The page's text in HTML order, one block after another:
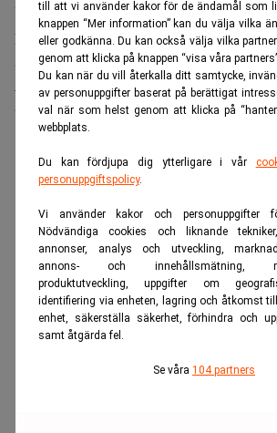
till att vi använder kakor för de ändamål som
knappen “Mer information” kan du välja vilka
eller godkänna. Du kan också välja vilka
genom att klicka på knappen “visa våra
Du kan när du vill återkalla ditt samtycke,
av personuppgifter baserat på berättigat
val när som helst genom att klicka på
webbplats.
Du kan fördjupa dig ytterligare i vår
personuppgiftspolicy.
Vi använder kakor och personuppgifter
Nödvändiga cookies och liknande
annonser, analys och utveckling,
annons- och innehållsmätning,
produktutveckling, uppgifter om
identifiering via enheten, lagring och åtkomst
enhet, säkerställa säkerhet, förhindra och
samt åtgärda fel.
Se våra 104 partners
var ny finansmarknadsminister och det
politiska agenda efter finanskrisen att
avskräckande exemplet.
– Bara att det finns sådana här
behöver en HQ-kommission, säger Dan